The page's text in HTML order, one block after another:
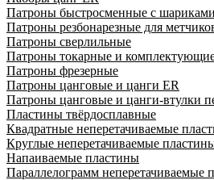
Патроны быстросменные с шариками
Патроны резбонарезные для
Патроны сверлильные
Патроны токарные и
Патроны фрезерные
Патроны цанговые и цанги ER
Патроны цанговые и цанги-втулки
Пластины твёрдосплавные
Квадратные неперетачиваемые
Круглые неперетачиваемые
Напаиваемые пластины
Параллелограмм неперетачиваемые